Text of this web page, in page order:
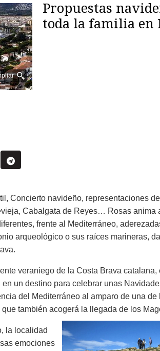
Propuestas
toda la familia en
Concierto navideño, representaciones de
Cabalgata de Reyes… Rosas anima
frente al Mediterráneo,
arqueológico o sus raíces marineras,
veraniego de la Costa Brava catalana,
un destino para celebrar unas
del Mediterráneo al amparo de una de
también acogerá la llegada de los
la localidad
emociones